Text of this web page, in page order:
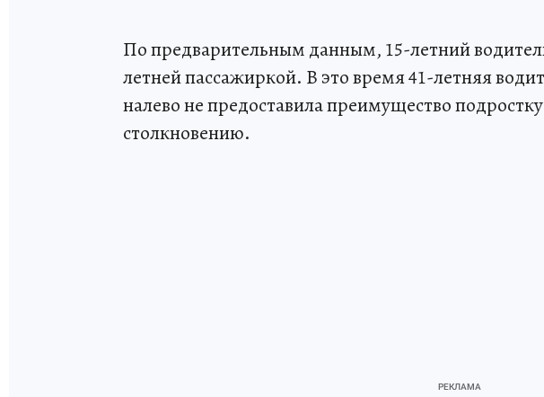
По предварительным данным, 15-летний
летней пассажиркой. В это время 41-летняя
налево не предоставила преимущество
столкновению.